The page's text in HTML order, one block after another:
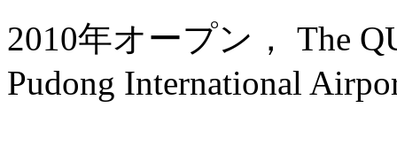
2010年オープン， The
Pudong International